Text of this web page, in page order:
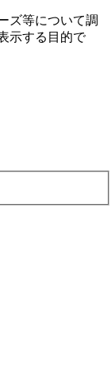
ズ等について調
⽰する⽬的で